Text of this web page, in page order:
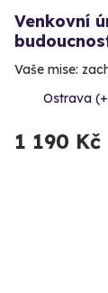
Venkovní
Vaše mise:
Ostrava
1 190 Kč